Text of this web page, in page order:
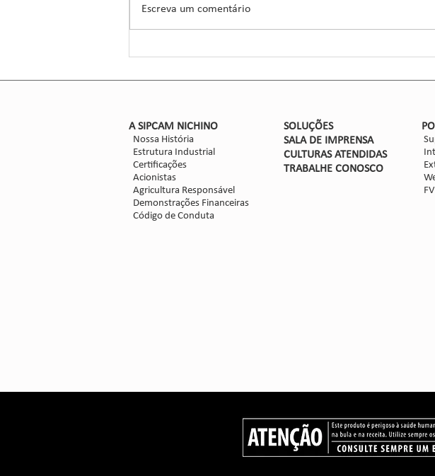
defensivos agrícolas, introduziu um
novo herbicida para o manejo do
Dalbulus
Escreva um comentário
​A SIPCAM NICHINO
Nossa História
Estrutura Industrial
Certificações
Acionistas
Agricultura Responsável
Demonstrações Financeiras
Código de Conduta
SOLUÇÕES
SALA DE IMPRENSA
CULTURAS ATENDIDAS
TRABALHE CONOSCO
FV